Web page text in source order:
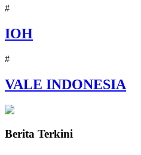
#
IOH
#
VALE INDONESIA
Berita Terkini